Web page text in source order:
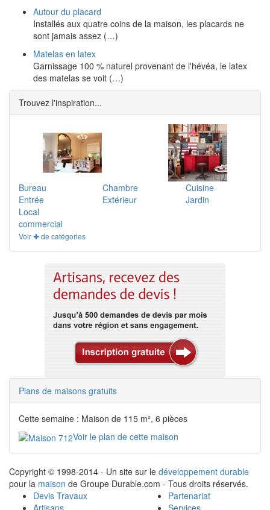
Autour du placard
Installés aux quatre coins de la maison, les placards ne
sont jamais assez (…)
Matelas en latex
Garnissage 100 % naturel provenant de l'hévéa, le latex
des matelas se voit (…)
Trouvez l'inspiration...
Bureau Chambre
Cuisine
Entrée
Extérieur
Jardin
Local
commercial
Voir ✚ de catégories
Plans de maisons gratuits
Cette semaine : Maison de 115 m², 6 pièces
Voir le plan de cette maison
Copyright © 1998-2014 - Un site sur le développement durable
pour la maison de Groupe Durable.com - Tous droits réservés.
Devis Travaux
Partenariat